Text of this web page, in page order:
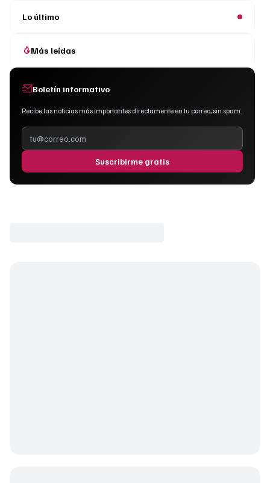
Lo último
Más leídas
Boletín informativo
Recibe las noticias más importantes directamente en tu correo, sin spam.
Suscribirme gratis